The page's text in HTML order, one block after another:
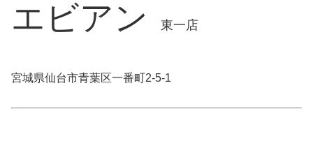
エビアン 東一店
宮城県仙台市青葉区一番町2-5-1